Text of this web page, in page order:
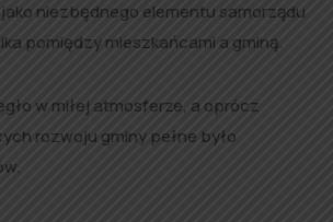
jako niezbędnego elementu samorządu
pomiędzy mieszkańcami a gminą.
w miłej atmosferze, a oprócz
rozwoju gminy pełne było